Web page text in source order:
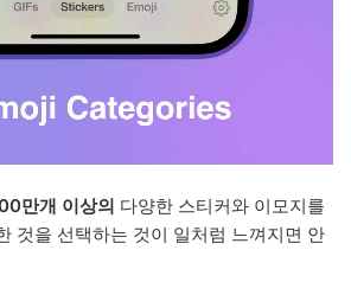
만개 이상의 다양한 스티커와 이모지를
것을 선택하는 것이 일처럼 느껴지면 안